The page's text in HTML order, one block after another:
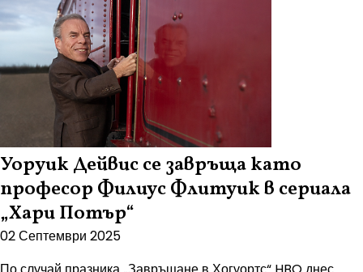
Уоруик Дейвис се завръща като
професор Филиус Флитуик в сериала
„Хари Потър“
02 Септември 2025